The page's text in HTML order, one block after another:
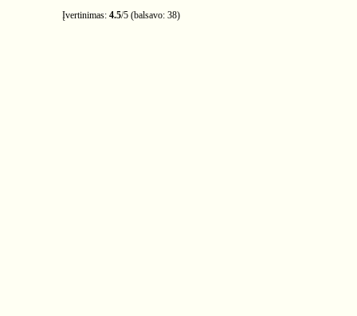
Įvertinimas: 4.5/5 (balsavo: 38)